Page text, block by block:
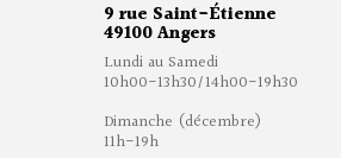
9 rue Saint-Étienne
49100 Angers
Lundi au Samedi
10h00-13h30/14h00-19h30
Dimanche (décembre)
11h-19h